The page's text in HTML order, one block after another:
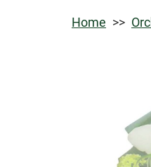
Home